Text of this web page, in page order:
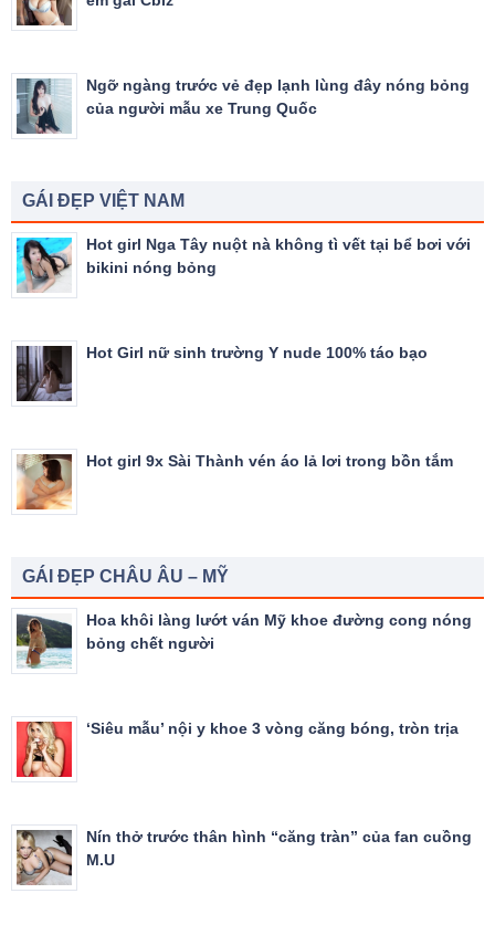
Ngỡ ngàng trước vẻ đẹp lạnh lùng đây nóng bỏng
của người mẫu xe Trung Quốc
GÁI ĐẸP VIỆT NAM
Hot girl Nga Tây nuột nà không tì vết tại bể bơi với
bikini nóng bỏng
Hot Girl nữ sinh trường Y nude 100% táo bạo
Hot girl 9x Sài Thành vén áo lả lơi trong bồn tắm
GÁI ĐẸP CHÂU ÂU – MỸ
Hoa khôi làng lướt ván Mỹ khoe đường cong nóng
bỏng chết người
‘Siêu mẫu’ nội y khoe 3 vòng căng bóng, tròn trịa
Nín thở trước thân hình “căng tràn” của fan cuồng
M.U